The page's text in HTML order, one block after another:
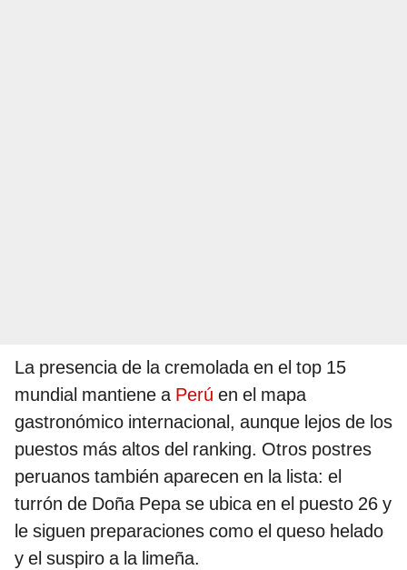
La presencia de la cremolada en el top 15
mundial mantiene a Perú en el mapa
gastronómico internacional, aunque lejos de los
puestos más altos del ranking. Otros postres
peruanos también aparecen en la lista: el
turrón de Doña Pepa se ubica en el puesto 26 y
le siguen preparaciones como el queso helado
y el suspiro a la limeña.